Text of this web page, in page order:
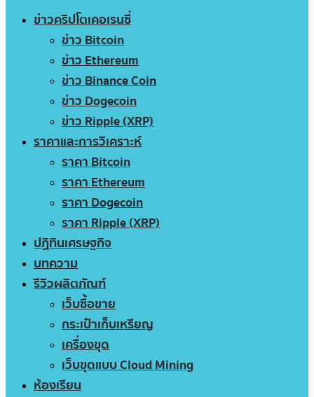
ข่าวคริปโตเคอเรนซี่
ข่าว Bitcoin
ข่าว Ethereum
ข่าว Binance Coin
ข่าว Dogecoin
ข่าว Ripple (XRP)
ราคาและการวิเคราะห์
ราคา Bitcoin
ราคา Ethereum
ราคา Dogecoin
ราคา Ripple (XRP)
ปฏิทินเศรษฐกิจ
บทความ
รีวิวผลิตภัณฑ์
เว็บซื้อขาย
กระเป๋าเก็บเหรียญ
เครื่องขุด
เว็บขุดแบบ Cloud Mining
ห้องเรียน